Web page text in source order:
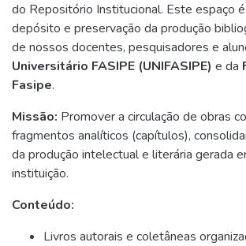
do Repositório Institucional. Este espaço
depósito e preservação da produção
de nossos docentes, pesquisadores e
Universitário FASIPE (UNIFASIPE) e da
Fasipe.
Missão: Promover a circulação de obras
fragmentos analíticos (capítulos),
da produção intelectual e literária gerada
instituição.
Conteúdo:
Livros autorais e coletâneas